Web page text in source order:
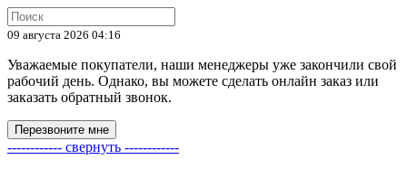
09 августа 2026 04:16
Уважаемые покупатели, наши менеджеры уже закончили свой
рабочий день. Однако, вы можете сделать онлайн заказ или
заказать обратный звонок.
Перезвоните мне
------------ свернуть ------------